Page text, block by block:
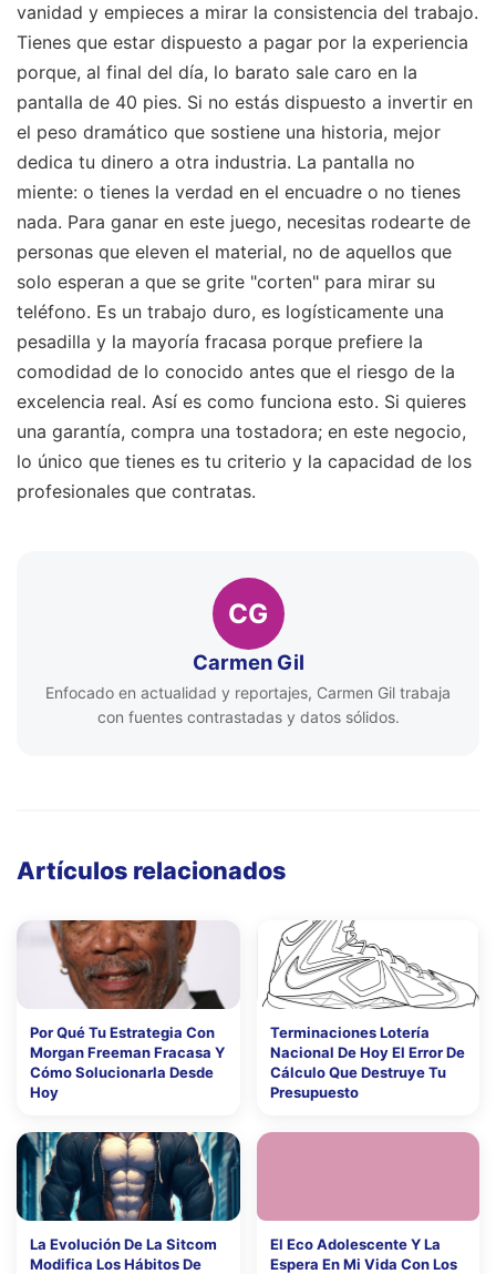
vanidad y empieces a mirar la consistencia del trabajo.
Tienes que estar dispuesto a pagar por la experiencia
porque, al final del día, lo barato sale caro en la
pantalla de 40 pies. Si no estás dispuesto a invertir en
el peso dramático que sostiene una historia, mejor
dedica tu dinero a otra industria. La pantalla no
miente: o tienes la verdad en el encuadre o no tienes
nada. Para ganar en este juego, necesitas rodearte de
personas que eleven el material, no de aquellos que
solo esperan a que se grite "corten" para mirar su
teléfono. Es un trabajo duro, es logísticamente una
pesadilla y la mayoría fracasa porque prefiere la
comodidad de lo conocido antes que el riesgo de la
excelencia real. Así es como funciona esto. Si quieres
una garantía, compra una tostadora; en este negocio,
lo único que tienes es tu criterio y la capacidad de los
profesionales que contratas.
CG
Carmen Gil
Enfocado en actualidad y reportajes, Carmen Gil trabaja
con fuentes contrastadas y datos sólidos.
Artículos relacionados
Por Qué Tu Estrategia Con
Morgan Freeman Fracasa Y
Cómo Solucionarla Desde
Hoy
Terminaciones Lotería
Nacional De Hoy El Error De
Cálculo Que Destruye Tu
Presupuesto
La Evolución De La Sitcom
Modifica Los Hábitos De
El Eco Adolescente Y La
Espera En Mi Vida Con Los